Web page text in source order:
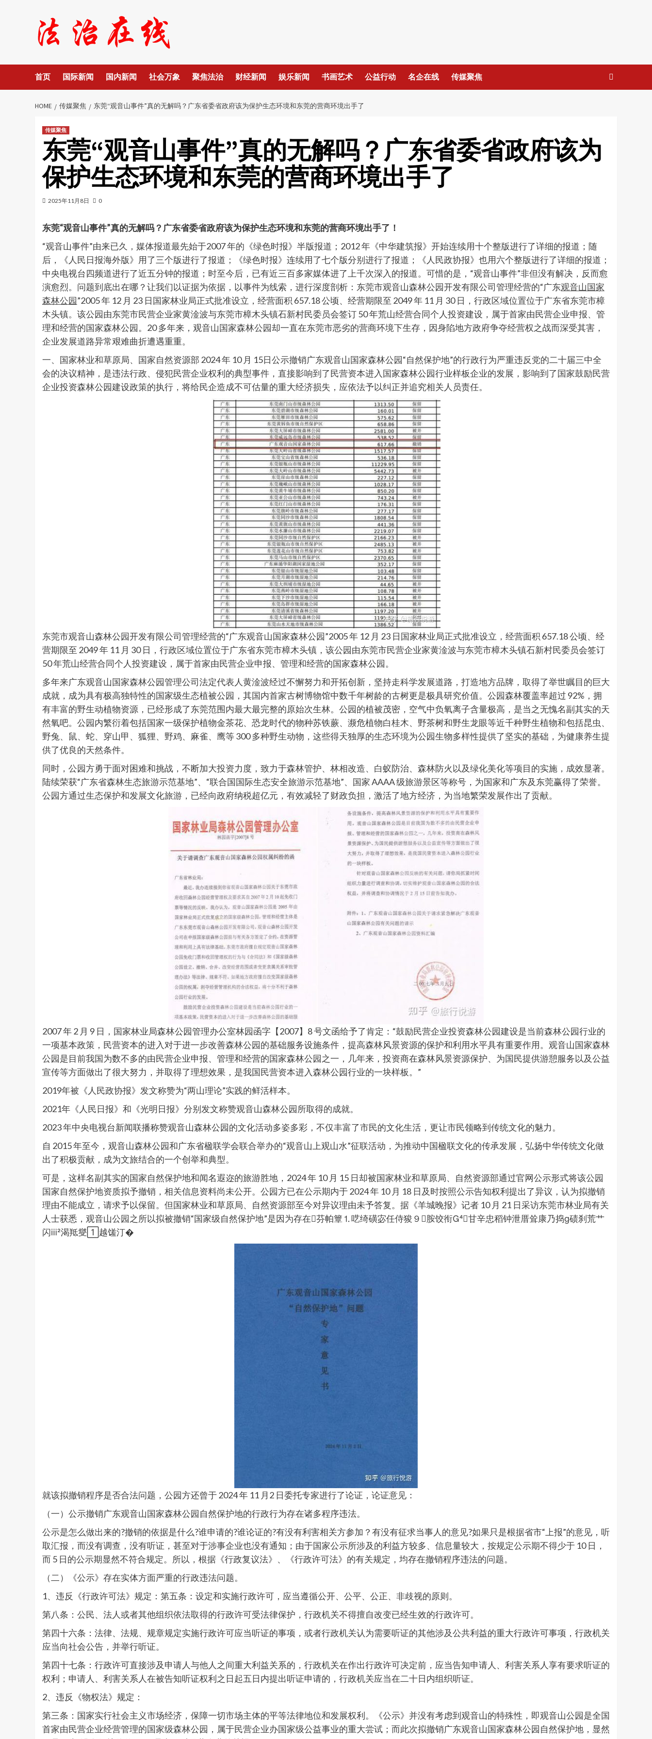
首页 国际新闻 国内新闻 社会万象 聚焦法治 财经新闻 娱乐新闻 书画艺术 公益行动 名企在线 传媒聚焦
HOME 传媒聚焦 东莞“观音山事件”真的无解吗？广东省委省政府该为保护生态环境和东莞的营商环境出手了
传媒聚焦
东莞“观音山事件”真的无解吗？广东省委省政府该为
保护生态环境和东莞的营商环境出手了
2025年11月8日 0
东莞“观音山事件”真的无解吗？广东省委省政府该为保护生态环境和东莞的营商环境出手了！
“观音山事件”由来已久，媒体报道最先始于2007 年的《绿色时报》半版报道；2012 年《中华建筑报》开始连续用十个整版进行了详细的报道；随
后，《人民日报海外版》用了三个版进行了报道；《绿色时报》连续用了七个版分别进行了报道；《人民政协报》也用六个整版进行了详细的报道；
中央电视台四频道进行了近五分钟的报道；时至今后，已有近三百多家媒体进了上千次深入的报道。可惜的是，“观音山事件”非但没有解决，反而愈
演愈烈。问题到底出在哪？让我们以证据为依据，以事件为线索，进行深度剖析：东莞市观音山森林公园开发有限公司管理经营的“广东观音山国家
森林公园”2005 年 12 月 23 日国家林业局正式批准设立，经营面积 657.18 公顷、经营期限至 2049 年 11 月 30 日，行政区域位置位于广东省东莞市樟
木头镇。该公园由东莞市民营企业家黄淦波与东莞市樟木头镇石新村民委员会签订 50 年荒山经营合同个人投资建设，属于首家由民营企业申报、管
理和经营的国家森林公园。20 多年来，观音山国家森林公园却一直在东莞市恶劣的营商环境下生存，因身陷地方政府争夺经营权之战而深受其害，
企业发展道路异常艰难曲折遭遇重重。
一、国家林业和草原局、国家自然资源部 2024 年 10 月 15日公示撤销广东观音山国家森林公园“自然保护地”的行政行为严重违反党的二十届三中全
会的决议精神，是违法行政、侵犯民营企业权利的典型事件，直接影响到了民营资本进入国家森林公园行业样板企业的发展，影响到了国家鼓励民营
企业投资森林公园建设政策的执行，将给民企造成不可估量的重大经济损失，应依法予以纠正并追究相关人员责任。
东莞市观音山森林公园开发有限公司管理经营的“广东观音山国家森林公园”2005 年 12 月 23 日国家林业局正式批准设立，经营面积 657.18 公顷、经
营期限至 2049 年 11 月 30 日，行政区域位置位于广东省东莞市樟木头镇，该公园由东莞市民营企业家黄淦波与东莞市樟木头镇石新村民委员会签订
50 年荒山经营合同个人投资建设，属于首家由民营企业申报、管理和经营的国家森林公园。
多年来广东观音山国家森林公园管理公司法定代表人黄淦波经过不懈努力和开拓创新，坚持走科学发展道路，打造地方品牌，取得了举世瞩目的巨大
成就，成为具有极高独特性的国家级生态植被公园，其国内首家古树博物馆中数千年树龄的古树更是极具研究价值。公园森林覆盖率超过 92%，拥
有丰富的野生动植物资源，已经形成了东莞范围内最大最完整的原始次生林。公园的植被茂密，空气中负氧离子含量极高，是当之无愧名副其实的天
然氧吧。公园内繁衍着包括国家一级保护植物金茶花、恐龙时代的物种苏铁蕨、濒危植物白桂木、野茶树和野生龙眼等近千种野生植物和包括昆虫、
野兔、鼠、蛇、穿山甲、狐狸、野鸡、麻雀、鹰等 300 多种野生动物，这些得天独厚的生态环境为公园生物多样性提供了坚实的基础，为健康养生提
供了优良的天然条件。
同时，公园方勇于面对困难和挑战，不断加大投资力度，致力于森林管护、林相改造、白蚁防治、森林防火以及绿化美化等项目的实施，成效显著。
陆续荣获“广东省森林生态旅游示范基地”、“联合国国际生态安全旅游示范基地”、国家 AAAA 级旅游景区等称号，为国家和广东及东莞赢得了荣誉。
公园方通过生态保护和发展文化旅游，已经向政府纳税超亿元，有效减轻了财政负担，激活了地方经济，为当地繁荣发展作出了贡献。
2007 年 2 月 9 日，国家林业局森林公园管理办公室林园函字【2007】8 号文函给予了肯定：“鼓励民营企业投资森林公园建设是当前森林公园行业的
一项基本政策，民营资本的进入对于进一步改善森林公园的基础服务设施条件，提高森林风景资源的保护和利用水平具有重要作用。观音山国家森林
公园是目前我国为数不多的由民营企业申报、管理和经营的国家森林公园之一，几年来，投资商在森林风景资源保护、为国民提供游憩服务以及公益
宣传等方面做出了很大努力，并取得了理想效果，是我国民营资本进入森林公园行业的一块样板。”
2019年被《人民政协报》发文称赞为“两山理论”实践的鲜活样本。
2021年《人民日报》和《光明日报》分别发文称赞观音山森林公园所取得的成就。
2023 年中央电视台新闻联播称赞观音山森林公园的文化活动多姿多彩，不仅丰富了市民的文化生活，更让市民领略到传统文化的魅力。
自 2015 年至今，观音山森林公园和广东省楹联学会联合举办的“观音山上观山水”征联活动，为推动中国楹联文化的传承发展，弘扬中华传统文化做
出了积极贡献，成为文旅结合的一个创举和典型。
可是，这样名副其实的国家自然保护地和闻名遐迩的旅游胜地，2024 年 10 月 15 日却被国家林业和草原局、自然资源部通过官网公示形式将该公园
国家自然保护地资质拟予撤销，相关信息资料尚未公开。公园方已在公示期内于 2024 年 10 月 18 日及时按照公示告知权利提出了异议，认为拟撤销
理由不能成立，请求予以保留。但国家林业和草原局、自然资源部至今对异议理由未予答复。据《羊城晚报》记者 10 月 21 日采访东莞市林业局有关
人士获悉，观音山公园之所以拟被撤销“国家级自然保护地”是因为存在芬帕簟⒈呓绮磺宓任侍狻９胺饺衔甘辛忠稻钟泄厝耸康乃捣ɡ碛刹荒艹
闪ⅲ渴羝燮越馐汀�
就该拟撤销程序是否合法问题，公园方还曾于 2024 年 11 月2 日委托专家进行了论证，论证意见：
（一）公示撤销广东观音山国家森林公园自然保护地的行政行为存在诸多程序违法。
公示是怎么做出来的?撤销的依据是什么?谁申请的?谁论证的?有没有利害相关方参加？有没有征求当事人的意见?如果只是根据省市“上报”的意见，听
取汇报，而没有调查，没有听证，甚至对于涉事企业也没有通知；由于国家公示所涉及的利益方较多、信息量较大，按规定公示期不得少于 10 日，
而 5 日的公示期显然不符合规定。所以，根据《行政复议法》、《行政许可法》的有关规定，均存在撤销程序违法的问题。
（二）《公示》存在实体方面严重的行政违法问题。
1、违反《行政许可法》规定：第五条：设定和实施行政许可，应当遵循公开、公平、公正、非歧视的原则。
第八条：公民、法人或者其他组织依法取得的行政许可受法律保护，行政机关不得擅自改变已经生效的行政许可。
第四十六条：法律、法规、规章规定实施行政许可应当听证的事项，或者行政机关认为需要听证的其他涉及公共利益的重大行政许可事项，行政机关
应当向社会公告，并举行听证。
第四十七条：行政许可直接涉及申请人与他人之间重大利益关系的，行政机关在作出行政许可决定前，应当告知申请人、利害关系人享有要求听证的
权利；申请人、利害关系人在被告知听证权利之日起五日内提出听证申请的，行政机关应当在二十日内组织听证。
2、违反《物权法》规定：
第三条：国家实行社会主义市场经济，保障一切市场主体的平等法律地位和发展权利。《公示》并没有考虑到观音山的特殊性，即观音山公园是全国
首家由民营企业经营管理的国家级森林公园，属于民营企业办国家级公益事业的重大尝试；而此次拟撤销广东观音山国家森林公园自然保护地，显然